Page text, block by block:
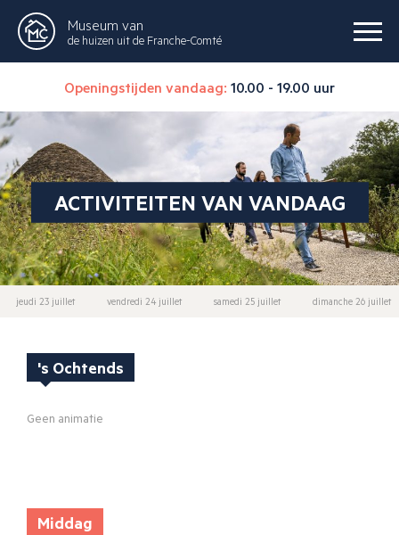
Museum van
de huizen uit de Franche-Comté
Openingstijden vandaag: 10.00 - 19.00 uur
ACTIVITEITEN VAN VANDAAG
jeudi 23 juillet vendredi 24 juillet samedi 25 juillet dimanche 26 juillet
's Ochtends
Geen animatie
Middag